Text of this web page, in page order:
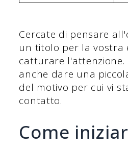
Cercate di pensare
un titolo per la vostra
catturare l'attenzione.
anche dare una
del motivo per cui vi
contatto.
Come